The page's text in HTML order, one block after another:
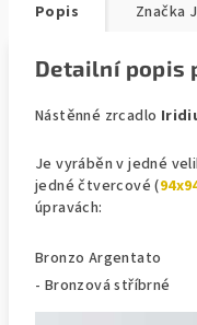
Popis Značka
Detailní popis
Nástěnné zrcadlo
Je vyráběn v jedné
jedné čtvercové (
úpravách:
Bronzo Argentato
- Bronzová stříbrné